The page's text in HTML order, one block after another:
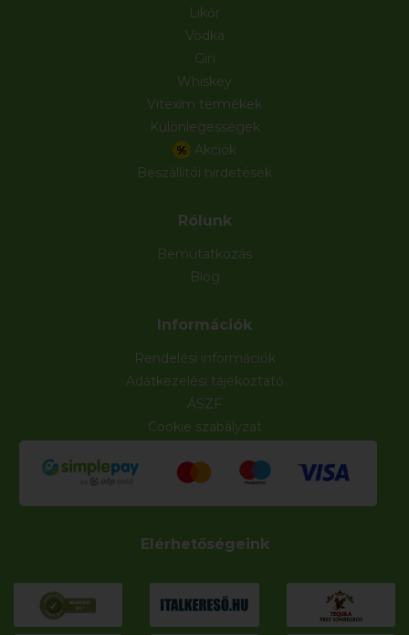
Likőr
Vodka
Gin
Whiskey
Vitexim termékek
Különlegességek
% Akciók
Beszállítói hirdetések
Rólunk
Bemutatkozás
Blog
Információk
Rendelési információk
Adatkezelési tájékoztató
ÁSZF
Cookie szabályzat
Elérhetőségeink